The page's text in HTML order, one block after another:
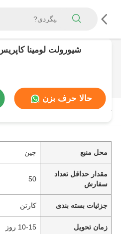
حالا حرف بزن
توضیحات محصول
محل منبع چین
مقدار حداقل تعداد
سفارش
50
جزئیات بسته بندی کارتن
زمان تحویل 10-15 روز